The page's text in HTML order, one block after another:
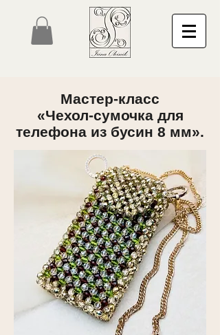
Мастер-класс
«Чехол-сумочка для
телефона из бусин 8 мм».